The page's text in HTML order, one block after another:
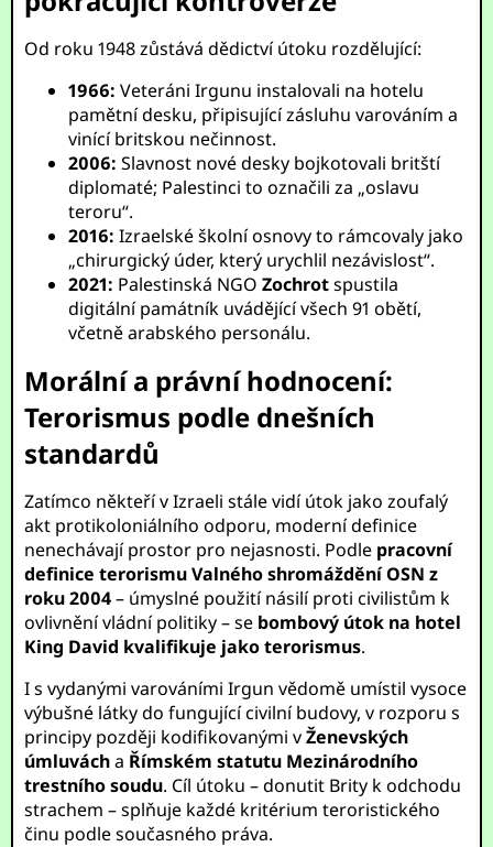
Od roku 1948 zůstává dědictví útoku rozdělující:
1966: Veteráni Irgunu instalovali na hotelu
pamětní desku, připisující zásluhu varováním a
vinící britskou nečinnost.
2006: Slavnost nové desky bojkotovali britští
diplomaté; Palestinci to označili za „oslavu
teroru“.
2016: Izraelské školní osnovy to rámcovaly jako
„chirurgický úder, který urychlil nezávislost“.
2021: Palestinská NGOZochrotspustila
digitální památník uvádějící všech 91 obětí,
včetně arabského personálu.
Morální a právní hodnocení:
Terorismus podle dnešních
standardů
Zatímco někteří v Izraeli stále vidí útok jako zoufalý
akt protikoloniálního odporu, moderní definice
nenechávají prostor pro nejasnosti. Podle pracovní
definice terorismu Valného shromáždění OSN z
roku 2004– úmyslné použití násilí proti civilistům k
ovlivnění vládní politiky – se bombový útok na hotel
King David kvalifikuje jako terorismus.
I s vydanými varováními Irgun vědomě umístil vysoce
výbušné látky do fungující civilní budovy, v rozporu s
principy později kodifikovanými vŽenevských
úmluvácha Římském statutu Mezinárodního
trestního soudu. Cíl útoku – donutit Brity k odchodu
strachem – splňuje každé kritérium teroristického
činu podle současného práva.